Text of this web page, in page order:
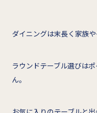
ダイニングは末長く家族や
ラウンドテーブル選びは
ん。